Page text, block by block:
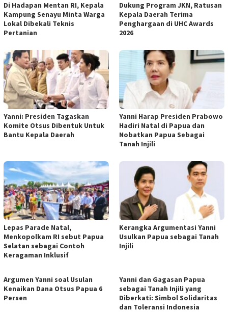
Di Hadapan Mentan RI, Kepala
Kampung Senayu Minta Warga
Lokal Dibekali Teknis
Pertanian
Dukung Program JKN, Ratusan
Kepala Daerah Terima
Penghargaan di UHC Awards
2026
Yanni: Presiden Tagaskan
Komite Otsus Dibentuk Untuk
Bantu Kepala Daerah
Yanni Harap Presiden Prabowo
Hadiri Natal di Papua dan
Nobatkan Papua Sebagai
Tanah Injili
​Lepas Parade Natal,
Menkopolkam RI sebut Papua
Selatan sebagai Contoh
Keragaman Inklusif
Kerangka Argumentasi Yanni
Usulkan Papua sebagai Tanah
Injili
Argumen Yanni soal Usulan
Kenaikan Dana Otsus Papua 6
Persen
Yanni dan Gagasan Papua
sebagai Tanah Injili yang
Diberkati: Simbol Solidaritas
dan Toleransi Indonesia